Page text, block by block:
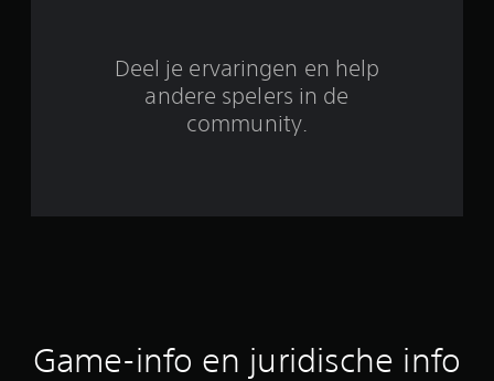
o
d
Deel je ervaringen en help
andere spelers in de
community.
Game-info en juridische info